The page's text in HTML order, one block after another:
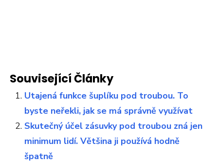
Související Články
Utajená funkce šuplíku pod troubou. To
byste neřekli, jak se má správně využívat
Skutečný účel zásuvky pod troubou zná jen
minimum lidí. Většina ji používá hodně
špatně